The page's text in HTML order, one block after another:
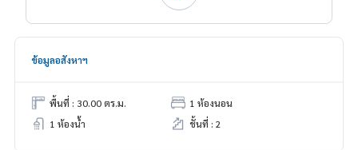
ข้อมูลอสังหาฯ
พื้นที่ : 30.00 ตร.ม.
1 ห้องนอน
1 ห้องน้ำ
ชั้นที่ : 2